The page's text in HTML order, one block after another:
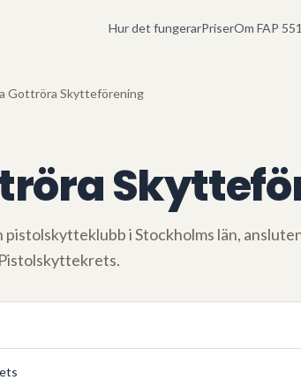
Hur det fungerarPriserOm FAP
Gottröra Skytteförening
pistolskytteklubb iStockholms län,
.